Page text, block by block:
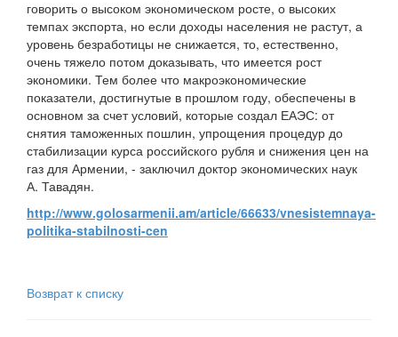
говорить о высоком экономическом росте, о высоких
темпах экспорта, но если доходы населения не растут, а
уровень безработицы не снижается, то, естественно,
очень тяжело потом доказывать, что имеется рост
экономики. Тем более что макроэкономические
показатели, достигнутые в прошлом году, обеспечены в
основном за счет условий, которые создал ЕАЭС: от
снятия таможенных пошлин, упрощения процедур до
стабилизации курса российского рубля и снижения цен на
газ для Армении, - заключил доктор экономических наук
А. Тавадян.
http://www.golosarmenii.am/article/66633/vnesistemnaya-
politika-stabilnosti-cen
Возврат к списку